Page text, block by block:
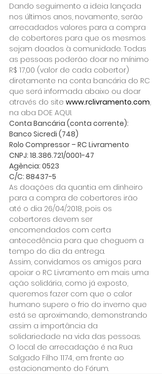
Dando seguimento a ideia lançada
nos últimos anos, novamente, serão
arrecadados valores para a compra
de cobertores para que os mesmos
sejam doados à comunidade. Todas
as pessoas poderão doar no mínimo
R$ 17,00 (valor de cada cobertor)
diretamente na conta bancária do RC
que será informada abaixo ou doar
através do site www.rclivramento.com,
na aba DOE AQUI.
Conta Bancária (conta corrente):
Banco Sicredi (748)
Rolo Compressor – RC Livramento
CNPJ: 18.386.721/0001-47
Agência: 0523
C/C: 88437-5
As doações da quantia em dinheiro
para a compra de cobertores irão
até o dia 26/04/2018, pois os
cobertores devem ser
encomendados com certa
antecedência para que cheguem a
tempo do dia da entrega.
Assim, convidamos os amigos para
apoiar o RC Livramento em mais uma
ação solidária, como já exposto,
queremos fazer com que o calor
humano supere o frio do inverno que
está se aproximando, demonstrando
assim a importância da
solidariedade na vida das pessoas.
O local de arrecadação é na Rua
Salgado Filho 1174, em frente ao
estacionamento do Fórum.